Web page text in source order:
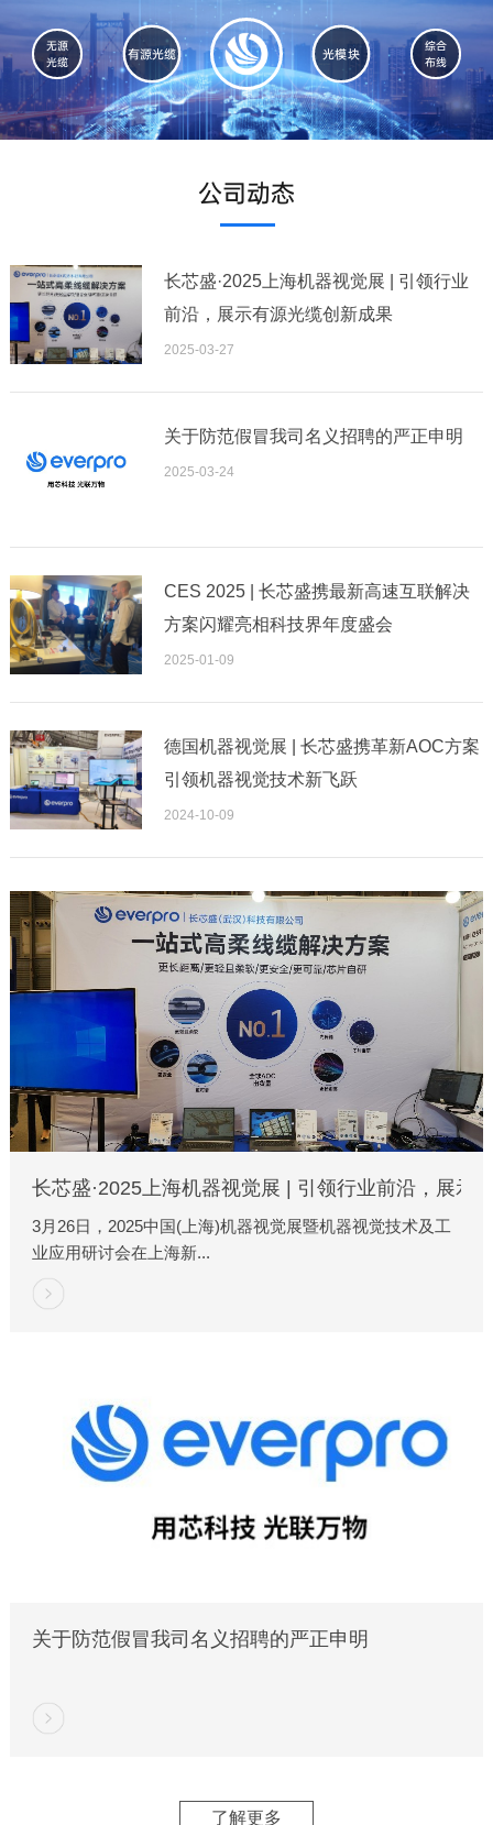
无源
光缆
有源光缆 光模块
综合
布线
公司动态
长芯盛·2025上海机器视觉展 | 引领行业
前沿，展示有源光缆创新成果
2025-03-27
关于防范假冒我司名义招聘的严正申明
2025-03-24
CES 2025 | 长芯盛携最新高速互联解决
方案闪耀亮相科技界年度盛会
2025-01-09
德国机器视觉展 | 长芯盛携革新AOC方案
引领机器视觉技术新飞跃
2024-10-09
长芯盛·2025上海机器视觉展 | 引领行业前沿，展示
3月26日，2025中国(上海)机器视觉展暨机器视觉技术及工
业应用研讨会在上海新...
关于防范假冒我司名义招聘的严正申明
了解更多